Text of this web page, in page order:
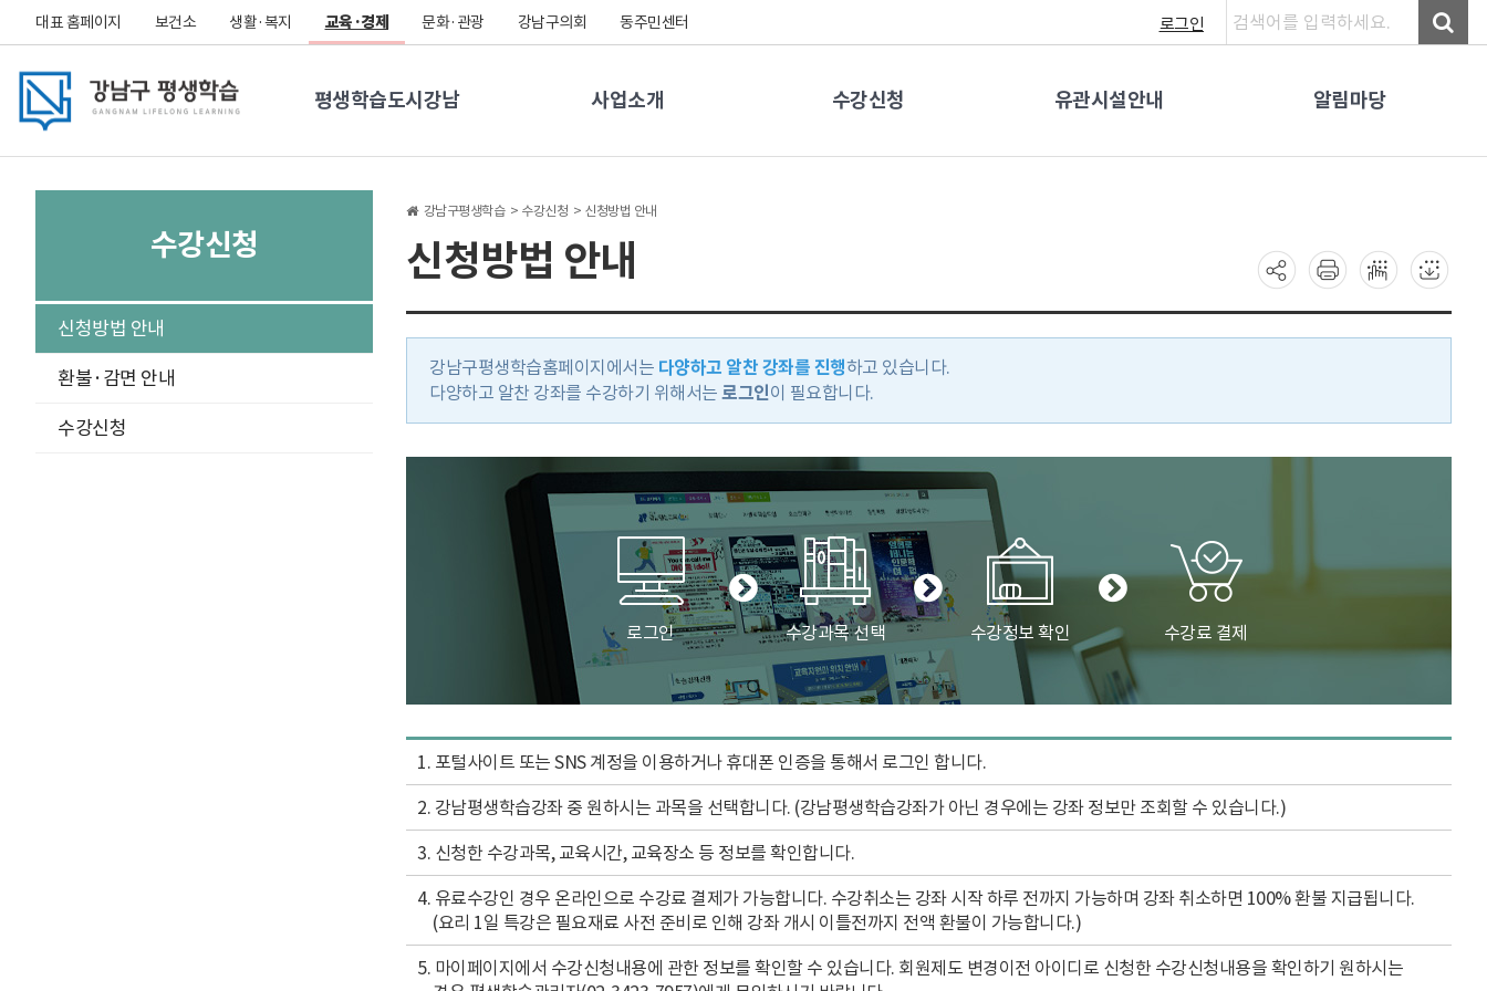
대표 홈페이지 보건소 생활·복지 교육·경제 문화·관광 강남구의회 동주민센터
평생학습도시강남 사업소개 수강신청 유관시설안내 알림마당
로그인
수강신청
신청방법 안내
환불·감면 안내
수강신청
강남구평생학습 > 수강신청 > 신청방법 안내
신청방법 안내
선
강남구평생학습홈페이지에서는 다양하고 알찬 강좌를 진행하고 있습니다.
다양하고 알찬 강좌를 수강하기 위해서는 로그인이 필요합니다.
로그인 수강과목 선택 수강정보 확인 수강료 결제
1. 포털사이트 또는 SNS 계정을 이용하거나 휴대폰 인증을 통해서 로그인 합니다.
2. 강남평생학습강좌 중 원하시는 과목을 선택합니다. (강남평생학습강좌가 아닌 경우에는 강좌 정보만 조회할 수 있습니다.)
3. 신청한 수강과목, 교육시간, 교육장소 등 정보를 확인합니다.
4. 유료수강인 경우 온라인으로 수강료 결제가 가능합니다. 수강취소는 강좌 시작 하루 전까지 가능하며 강좌 취소하면 100% 환불 지급됩니다.
(요리 1일 특강은 필요재료 사전 준비로 인해 강좌 개시 이틀전까지 전액 환불이 가능합니다.)
5. 마이페이지에서 수강신청내용에 관한 정보를 확인할 수 있습니다. 회원제도 변경이전 아이디로 신청한 수강신청내용을 확인하기 원하시는